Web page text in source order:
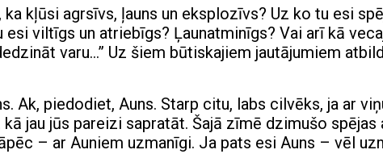
kļūsi agrsīvs, ļauns un eksplozīvs? Uz ko tu esi
viltīgs un atriebīgs? Ļaunatminīgs? Vai arī kā
varu…” Uz šiem būtiskajiem jautājumiem
Ak, piedodiet, Auns. Starp citu, labs cilvēks, ja ar
jau jūs pareizi sapratāt. Šajā zīmē dzimušo
– ar Auniem uzmanīgi. Ja pats esi Auns – vēl